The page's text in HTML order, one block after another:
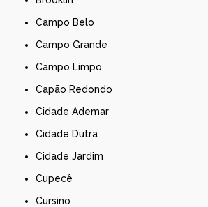
Campo Belo
Campo Grande
Campo Limpo
Capão Redondo
Cidade Ademar
Cidade Dutra
Cidade Jardim
Cupecê
Cursino